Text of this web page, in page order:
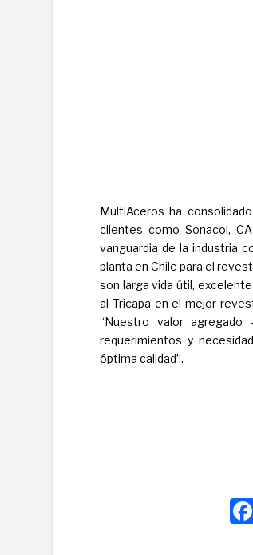
MultiAceros ha
clientes como Sonacol,
vanguardia de la industria
planta en Chile para el
son larga vida útil,
al Tricapa en el mejor
“Nuestro valor
requerimientos y
óptima calidad”.